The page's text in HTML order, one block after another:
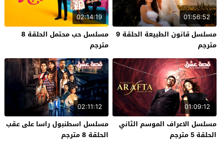
01:56:52
مسلسل قانون الطبيعة الحلقة 9
مترجم
02:14:19
مسلسل حب محتمل الحلقة 8
مترجم
01:09:12
مسلسل الاعراف الموسم الثاني
الحلقة 5 مترجم
02:11:12
مسلسل اسطنبول راسا على عقب
الحلقة 8 مترجم